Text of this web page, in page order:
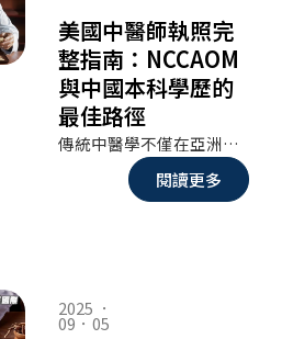
美國中醫師執照完
整指南：NCCAOM
與中國本科學歷的
最佳路徑
傳統中醫學不僅在亞洲廣受重視，也逐漸走向國際舞台。美國是全球對中醫制度規範最嚴謹的國家之一，想要在美國成為合格的中醫師（針灸師），必須通過 NCCAOM（全美中醫師認證委員會）考試 或 加州針灸執照考試。對台灣與海外學生而言，最穩健的路徑仍是 先取得中國大陸的中醫本科學歷，再進一步報考美國的執照。本篇文章將介紹美國中醫師執照的制度特色、報考流程，以及為什麼中國本科學歷能大幅增加成功率。
閱讀更多
2025 ．
09．05